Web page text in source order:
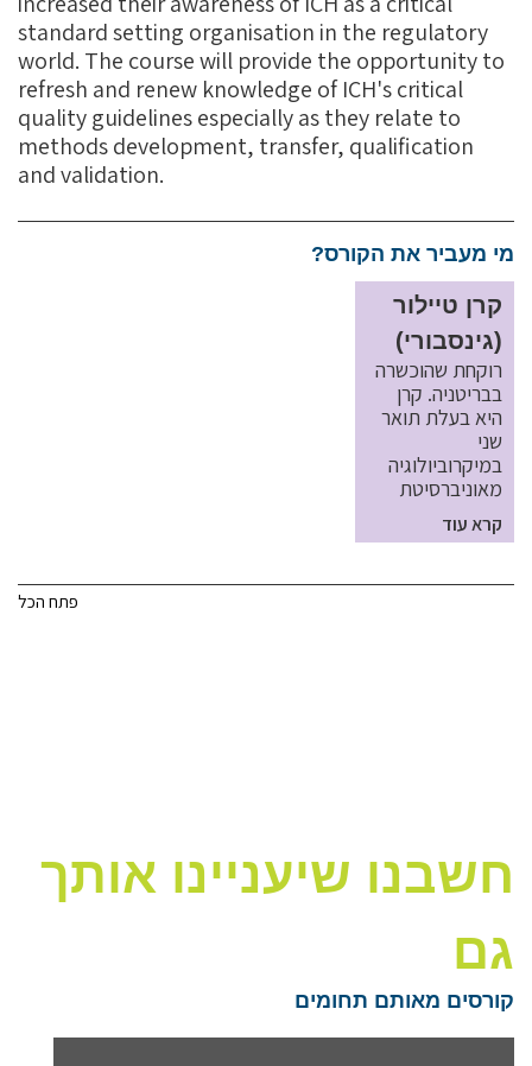
standard setting organisation in the regulatory
world. The course will provide the opportunity to
refresh and renew knowledge of ICH's critical
quality guidelines especially as they relate to
methods development, transfer, qualification
and validation.
מי מעביר את הקורס?
קרן טיילור
(גינסבורי)
רוקחת שהוכשרה
בבריטניה. קרן
היא בעלת תואר
שני
במיקרוביולוגיה
מאוניברסיטת
קרא עוד
פתח הכל
חשבנו שיעניינו אותך
גם
קורסים מאותם תחומים